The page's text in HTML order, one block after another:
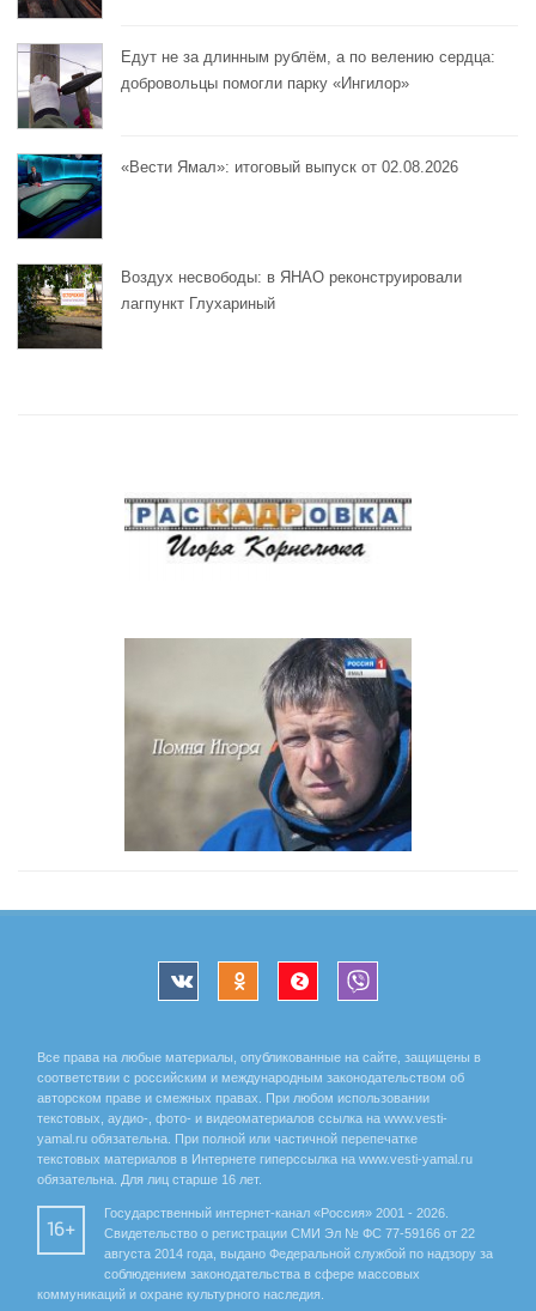
Едут не за длинным рублём, а по велению сердца:
добровольцы помогли парку «Ингилор»
«Вести Ямал»: итоговый выпуск от 02.08.2026
Воздух несвободы: в ЯНАО реконструировали
лагпункт Глухариный
Все права на любые материалы, опубликованные на сайте, защищены в
соответствии с российским и международным законодательством об
авторском праве и смежных правах. При любом использовании
текстовых, аудио-, фото- и видеоматериалов ссылка на www.vesti-
yamal.ru обязательна. При полной или частичной перепечатке
текстовых материалов в Интернете гиперссылка на www.vesti-yamal.ru
обязательна. Для лиц старше 16 лет.
16+
Государственный интернет-канал «Россия» 2001 - 2026.
Свидетельство о регистрации СМИ Эл № ФС 77-59166 от 22
августа 2014 года, выдано Федеральной службой по надзору за
соблюдением законодательства в сфере массовых
коммуникаций и охране культурного наследия.